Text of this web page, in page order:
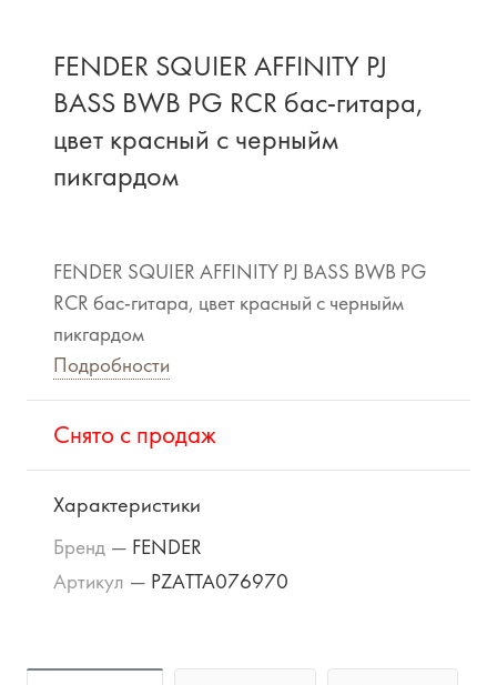
FENDER SQUIER AFFINITY PJ
BASS BWB PG RCR бас-гитара,
цвет красный с черныйм
пикгардом
FENDER SQUIER AFFINITY PJ BASS BWB PG
RCR бас-гитара, цвет красный с черныйм
пикгардом
Подробности
Cнято с продаж
Характеристики
Бренд — FENDER
Артикул — PZATTA076970